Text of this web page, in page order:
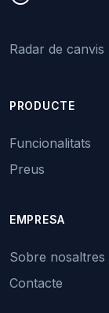
Radar de
PRODUCTE
Funcionalitats
Preus
EMPRESA
Sobre nosaltres
Contacte